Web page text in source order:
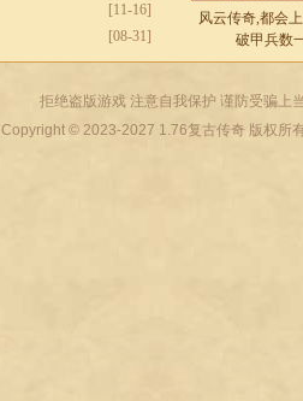
[11-16]
[08-31]
风云传奇,都会
破甲兵数
拒绝盗版游戏 注意自我保护 谨防受骗上
Copyright © 2023-2027 1.76复古传奇版权所